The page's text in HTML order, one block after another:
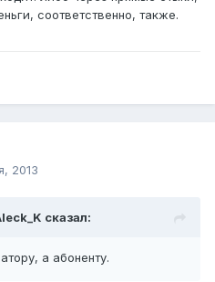
соответственно, также.
2013
сказал:
а абоненту.